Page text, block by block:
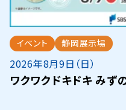
イベント 静岡展示場
2026年8月9日（日）
ワクワクドキドキ みず